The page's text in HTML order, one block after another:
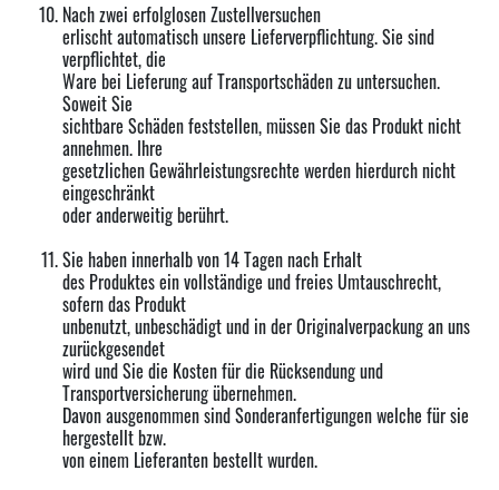
Nach zwei erfolglosen Zustellversuchen
erlischt automatisch unsere Lieferverpflichtung. Sie sind
verpflichtet, die
Ware bei Lieferung auf Transportschäden zu untersuchen.
Soweit Sie
sichtbare Schäden feststellen, müssen Sie das Produkt nicht
annehmen. Ihre
gesetzlichen Gewährleistungsrechte werden hierdurch nicht
eingeschränkt
oder anderweitig berührt.
Sie haben innerhalb von 14 Tagen nach Erhalt
des Produktes ein vollständige und freies Umtauschrecht,
sofern das Produkt
unbenutzt, unbeschädigt und in der Originalverpackung an uns
zurückgesendet
wird und Sie die Kosten für die Rücksendung und
Transportversicherung übernehmen.
Davon ausgenommen sind Sonderanfertigungen welche für sie
hergestellt bzw.
von einem Lieferanten bestellt wurden.